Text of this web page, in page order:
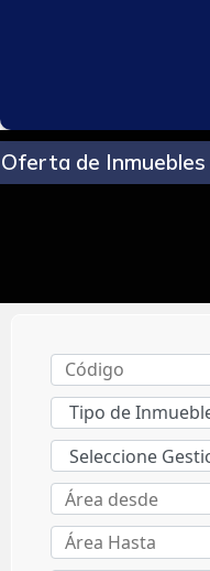
Oferta de Inmuebles